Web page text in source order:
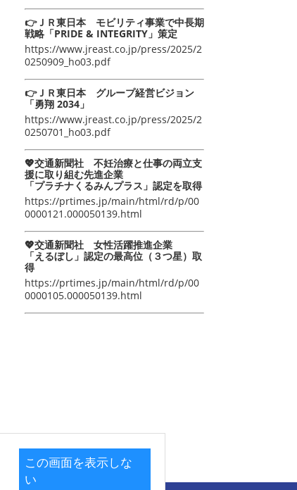
この画面を表示しな
い
👉ＪＲ東日本 モビリティ事業で中長期
戦略「PRIDE & INTEGRITY」策定
https://www.jreast.co.jp/press/2025/2
0250909_ho03.pdf
👉ＪＲ東日本 グループ経営ビジョン
「勇翔 2034」
https://www.jreast.co.jp/press/2025/2
0250701_ho03.pdf
💖交通新聞社 不妊治療と仕事の両立支
援に取り組む先進企業
「プラチナくるみんプラス」認定を取得
https://prtimes.jp/main/html/rd/p/00
0000121.000050139.html
💖交通新聞社 女性活躍推進企業
「えるぼし」認定の最高位（３つ星）取
得
https://prtimes.jp/main/html/rd/p/00
0000105.000050139.html